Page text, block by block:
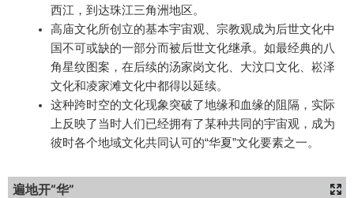
西江，到达珠江三角洲地区。
高庙文化所创立的基本宇宙观、宗教观成为后世文化中
国不可或缺的一部分而被后世文化继承。如最经典的八
角星纹图案，在后续的汤家岗文化、大汶口文化、崧泽
文化和凌家滩文化中都得以延续。
这种跨时空的文化现象突破了地缘和血缘的阻隔，实际
上反映了当时人们已经拥有了某种共同的宇宙观，成为
彼时各个地域文化共同认可的“华夏”文化要素之一。
遍地开“华”